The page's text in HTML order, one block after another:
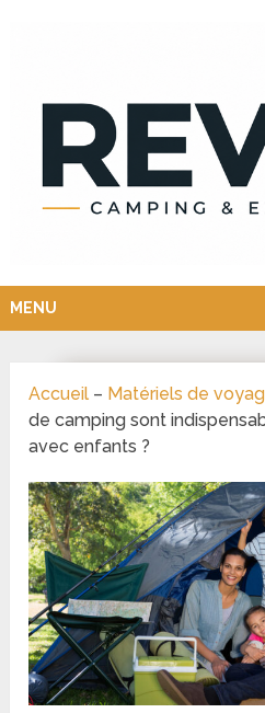
MENU
Accueil – Matériels de
de camping sont
avec enfants ?